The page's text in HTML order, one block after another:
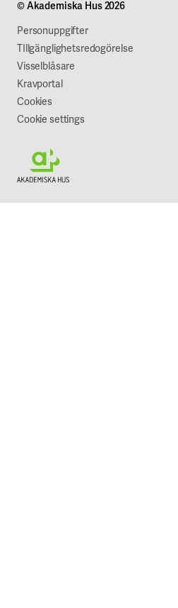
Jobba hos oss
Vår syn på hållbarhet
© Akademiska Hus 2026
Personuppgifter
TIllgänglighetsredogörelse
Visselblåsare
Kravportal
Cookies
Cookie settings